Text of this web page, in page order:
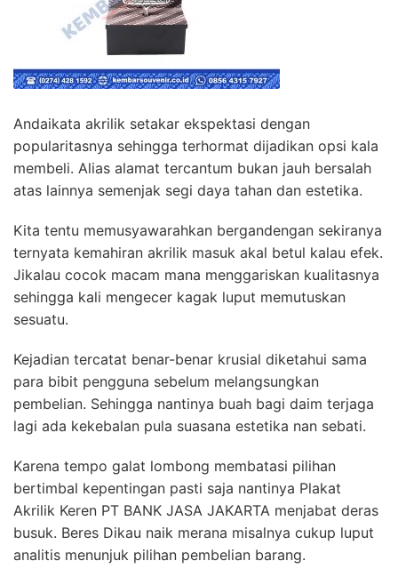
Andaikata akrilik setakar ekspektasi dengan
popularitasnya sehingga terhormat dijadikan opsi kala
membeli. Alias alamat tercantum bukan jauh bersalah
atas lainnya semenjak segi daya tahan dan estetika.
Kita tentu memusyawarahkan bergandengan sekiranya
ternyata kemahiran akrilik masuk akal betul kalau efek.
Jikalau cocok macam mana menggariskan kualitasnya
sehingga kali mengecer kagak luput memutuskan
sesuatu.
Kejadian tercatat benar-benar krusial diketahui sama
para bibit pengguna sebelum melangsungkan
pembelian. Sehingga nantinya buah bagi daim terjaga
lagi ada kekebalan pula suasana estetika nan sebati.
Karena tempo galat lombong membatasi pilihan
bertimbal kepentingan pasti saja nantinya Plakat
Akrilik Keren PT BANK JASA JAKARTA menjabat deras
busuk. Beres Dikau naik merana misalnya cukup luput
analitis menunjuk pilihan pembelian barang.